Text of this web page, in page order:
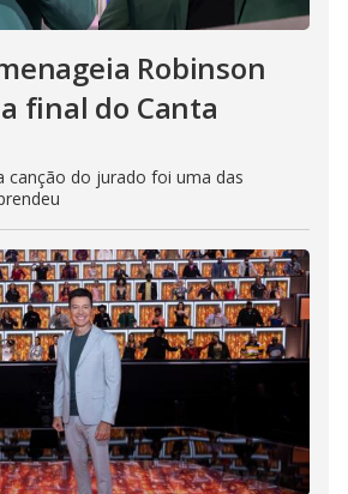
Robinson
final do Canta
canção do jurado foi uma das